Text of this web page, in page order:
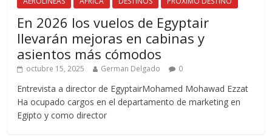
En 2026 los vuelos de Egyptair
llevarán mejoras en cabinas y
asientos más cómodos
octubre 15, 2025 German Delgado 0
Entrevista a director de EgyptairMohamed Mohawad Ezzat
Ha ocupado cargos en el departamento de marketing en
Egipto y como director